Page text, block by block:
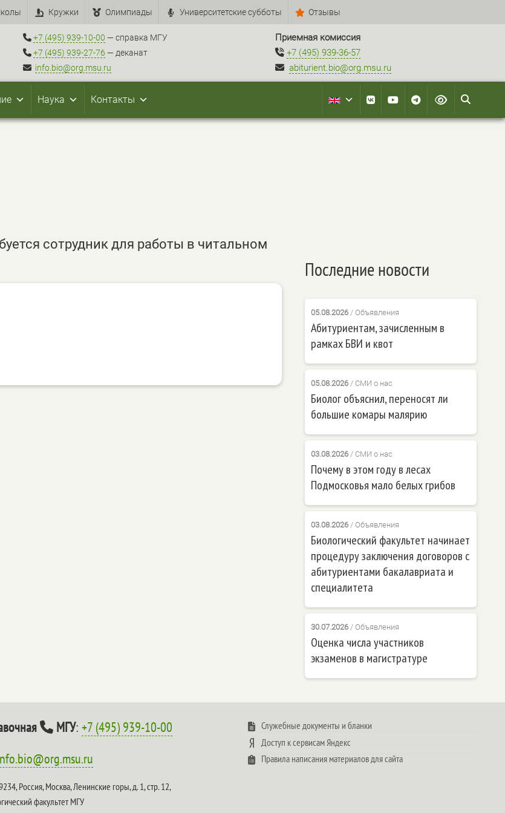
Кружки Олимпиады Университетские субботы Отзывы
+7 (495) 939-10-00 — справка МГУ
+7 (495) 939-27-76 — деканат
info.bio@org.msu.ru
Приемная комиссия
+7 (495) 939-36-57
abiturient.bio@org.msu.ru
Наука Контакты
сотрудник для работы в читальном
Последние новости
05.08.2026/ Объявления
Абитуриентам, зачисленным в
рамках БВИ и квот
05.08.2026/ СМИ о нас
Биолог объяснил, переносят ли
большие комары малярию
03.08.2026/ СМИ о нас
Почему в этом году в лесах
Подмосковья мало белых грибов
03.08.2026/ Объявления
Биологический факультет начинает
процедуру заключения договоров с
абитуриентами бакалавриата и
специалитета
30.07.2026/ Объявления
Оценка числа участников
экзаменов в магистратуре
МГУ:+7 (495) 939-10-00
Россия, Москва, Ленинские горы, д. 1, стр. 12,
факультет МГУ
Служебные документы и бланки
Доступ к сервисам Яндекс
Правила написания материалов для сайта